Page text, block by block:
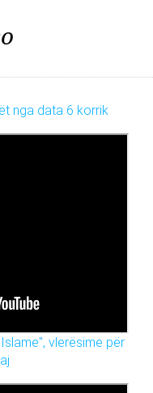
nga data 6 korrik
vlerësime për